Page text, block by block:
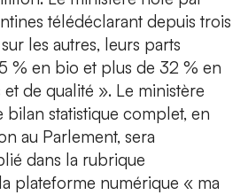
télédéclarant depuis trois
les autres, leurs parts
% en bio et plus de 32 % en
de qualité ». Le ministère
statistique complet, en
au Parlement, sera
dans la rubrique
plateforme numérique « ma